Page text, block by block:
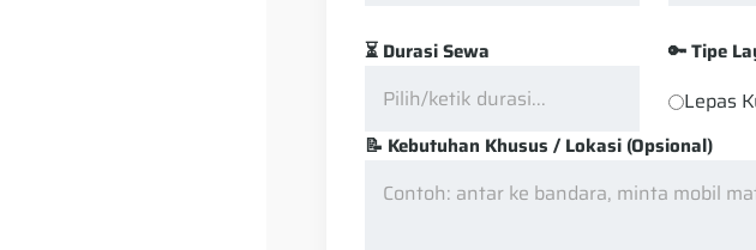
⏳ Durasi Sewa 🔑 Tipe
Lepas
📝 Kebutuhan Khusus / Lokasi (Opsional)